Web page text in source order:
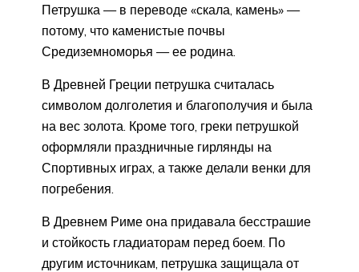
Петрушка — в переводе «скала, камень» —
потому, что каменистые почвы
Средиземноморья — ее родина.
В Древней Греции петрушка считалась
символом долголетия и благополучия и была
на вес золота. Кроме того, греки петрушкой
оформляли праздничные гирлянды на
Спортивных играх, а также делали венки для
погребения.
В Древнем Риме она придавала бесстрашие
и стойкость гладиаторам перед боем. По
другим источникам, петрушка защищала от